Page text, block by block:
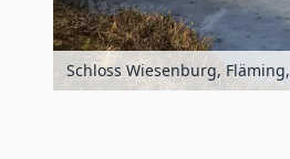
Schloss Wiesenburg,